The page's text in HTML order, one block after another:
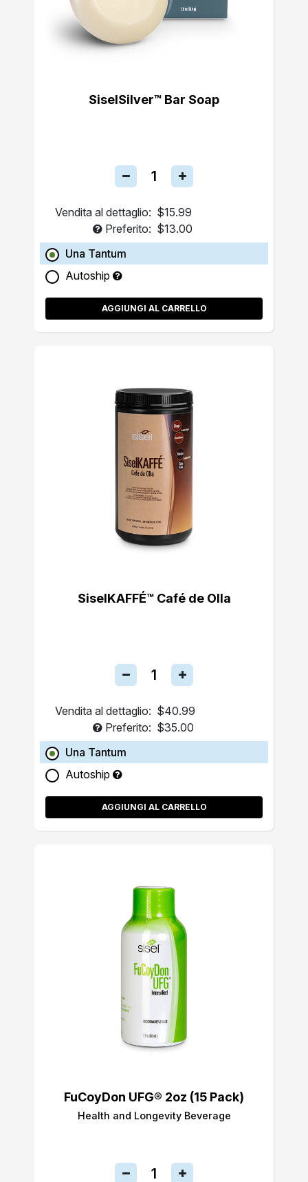
SiselSilver™ Bar Soap
Vendita al dettaglio: $15.99
Preferito: $13.00
Una Tantum
Autoship
AGGIUNGI AL CARRELLO
SiselKAFFÉ™ Café de Olla
Vendita al dettaglio: $40.99
Preferito: $35.00
Una Tantum
Autoship
AGGIUNGI AL CARRELLO
FuCoyDon UFG® 2oz (15 Pack)
Health and Longevity Beverage